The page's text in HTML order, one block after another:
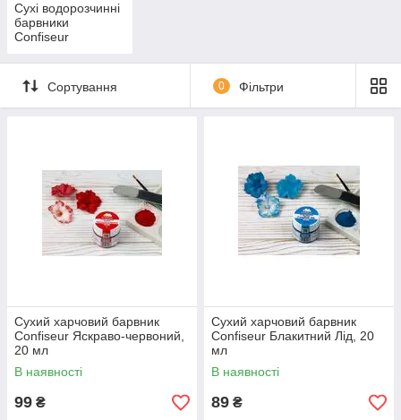
Сухі водорозчинні
барвники
Confiseur
Сортування 0 Фільтри
Сухий харчовий барвник
Confiseur Яскраво-червоний,
20 мл
В наявності
99 ₴
Сухий харчовий барвник
Confiseur Блакитний Лід, 20
мл
В наявності
89 ₴